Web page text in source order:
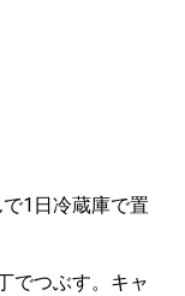
1日冷蔵庫で置
でつぶす。キャ